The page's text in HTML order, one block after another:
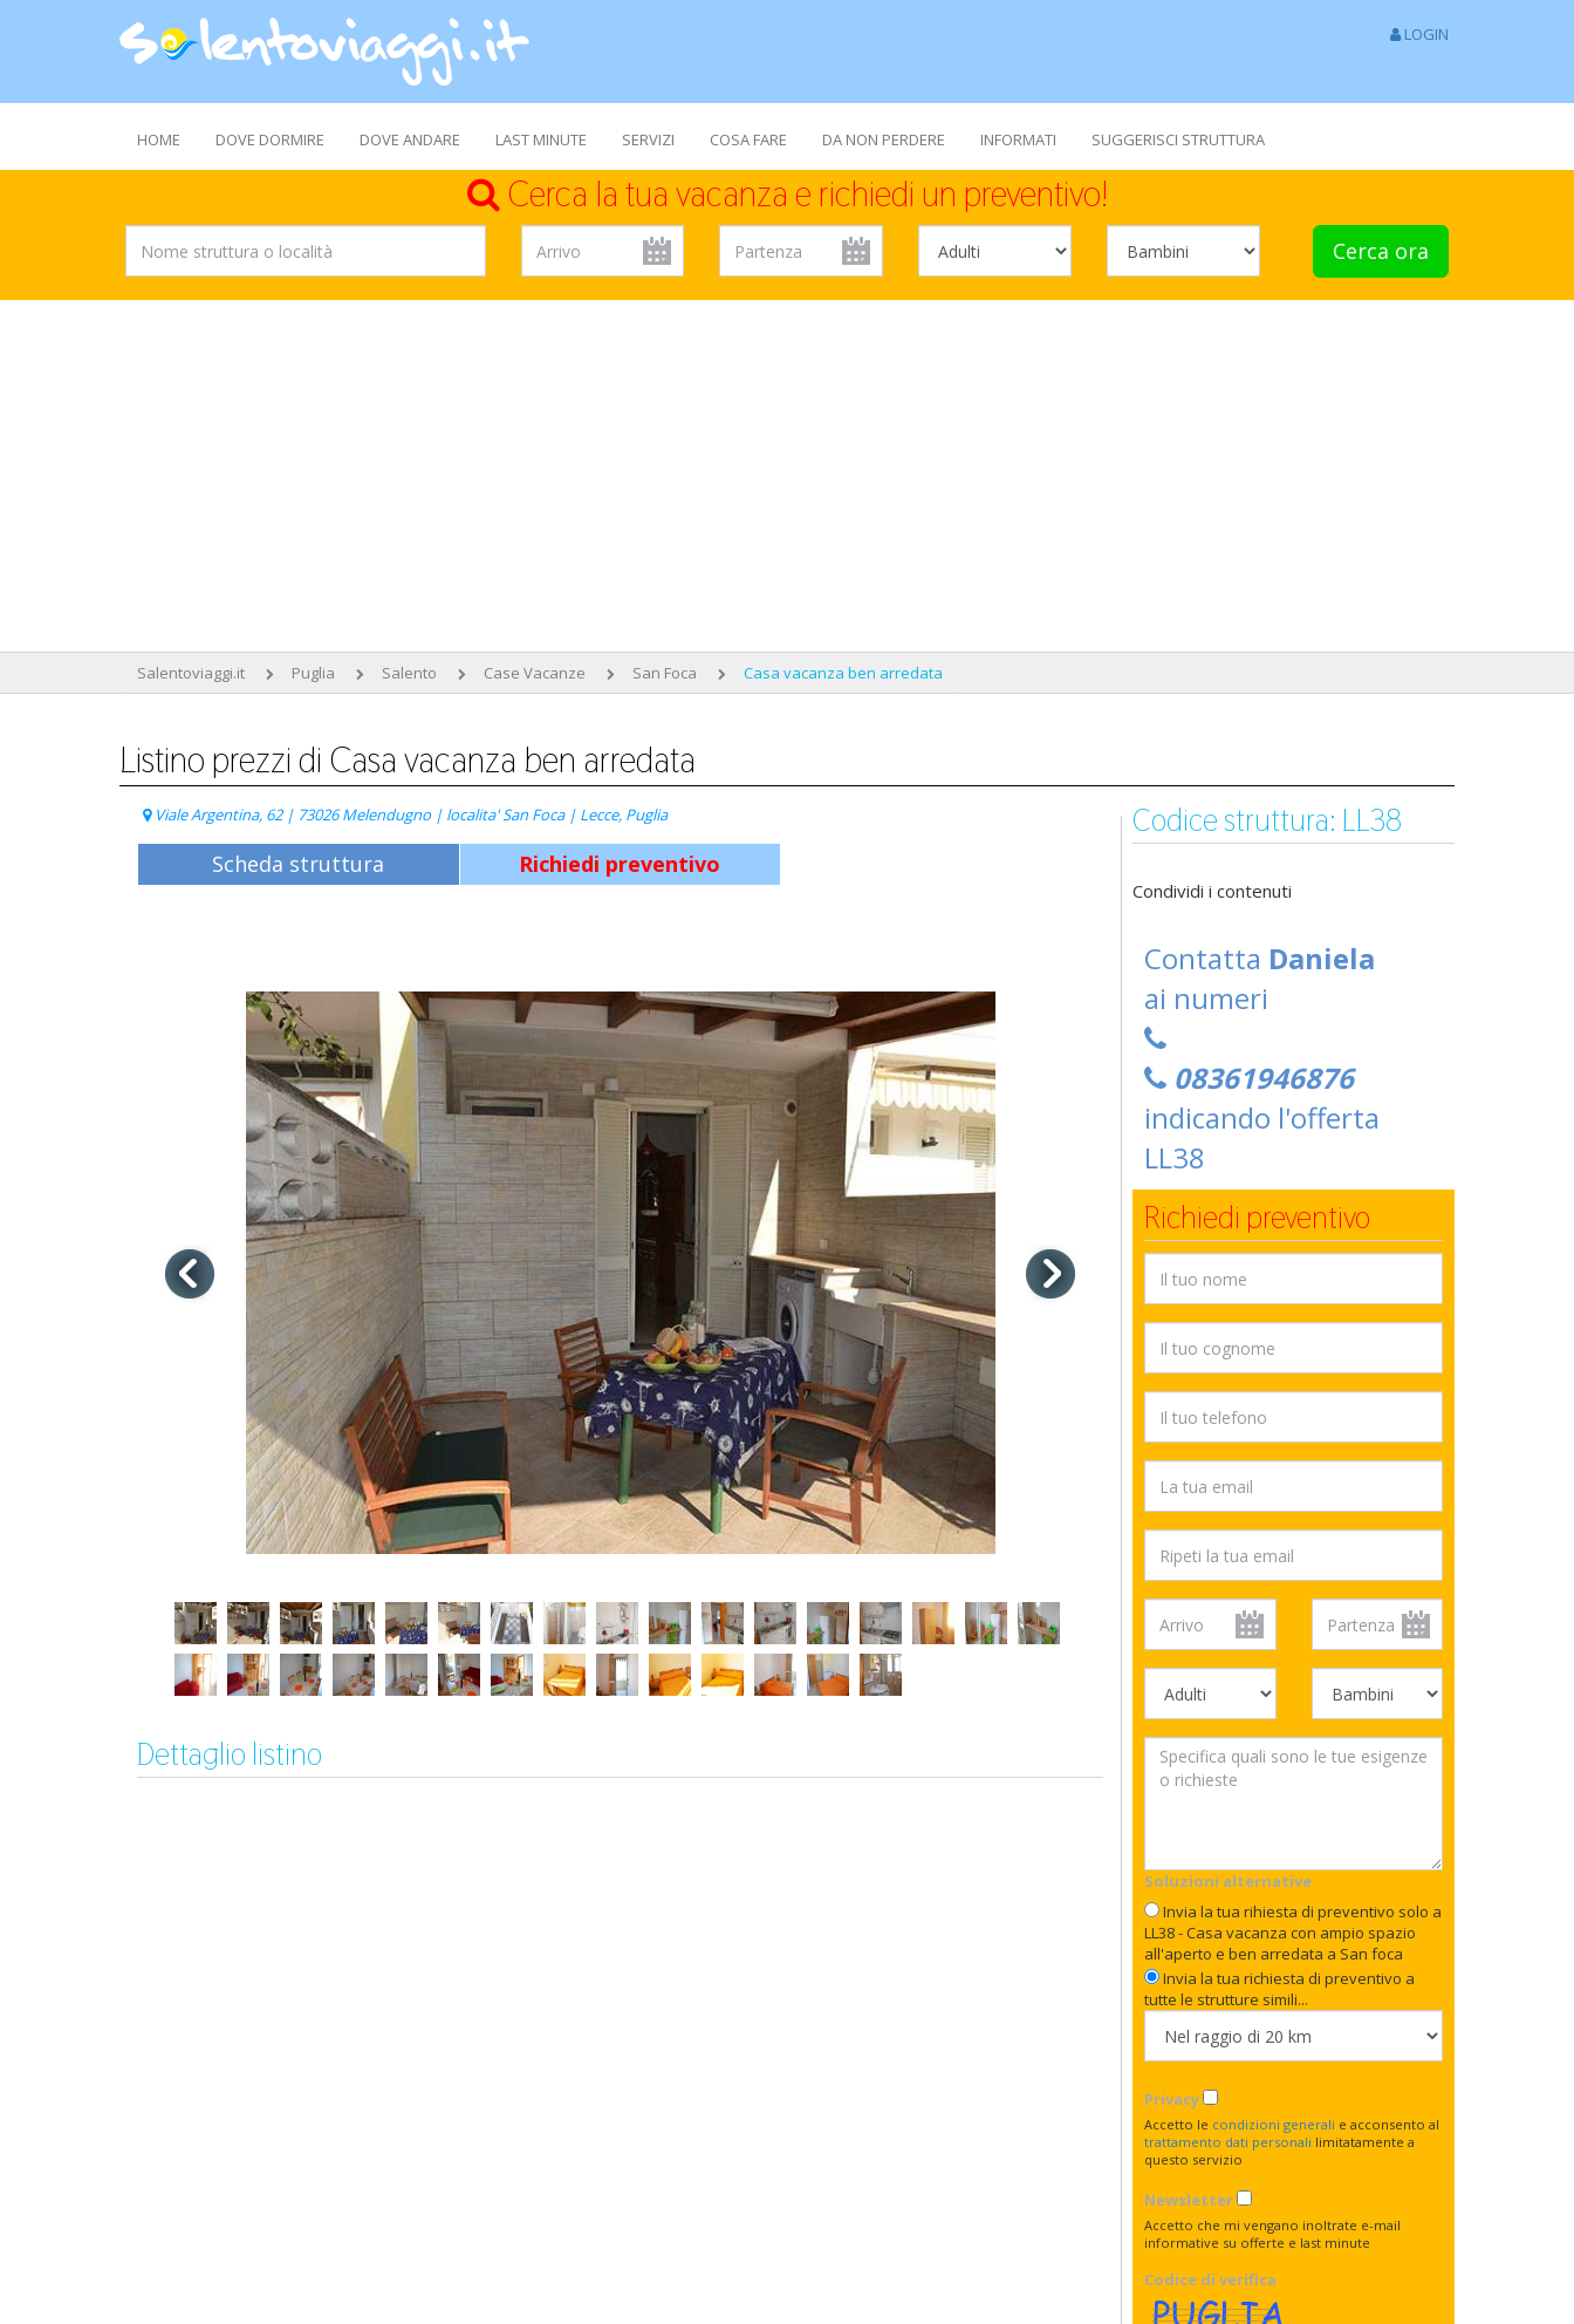
LOGIN
HOME DOVE DORMIRE DOVE ANDARE LAST MINUTE SERVIZI COSA FARE DA NON PERDERE INFORMATI SUGGERISCI STRUTTURA
Cerca la tua vacanza e richiedi un preventivo!
Cerca ora
Salentoviaggi.it Puglia Salento Case Vacanze San Foca Casa vacanza ben arredata
Listino prezzi di Casa vacanza ben arredata
Viale Argentina, 62 | 73026 Melendugno | localita' San Foca | Lecce, Puglia
Scheda struttura Richiedi preventivo
Dettaglio listino
Codice struttura: LL38
Condividi i contenuti
Contatta Daniela
ai numeri
08361946876
indicando l'offerta
LL38
Richiedi preventivo
Soluzioni alternative
Invia la tua rihiesta di preventivo solo a
LL38 - Casa vacanza con ampio spazio
all'aperto e ben arredata a San foca
Invia la tua richiesta di preventivo a
tutte le strutture simili...
Privacy
Accetto le condizioni generali e acconsento al
trattamento dati personali limitatamente a
questo servizio
Newsletter
Accetto che mi vengano inoltrate e-mail
informative su offerte e last minute
Codice di verifica